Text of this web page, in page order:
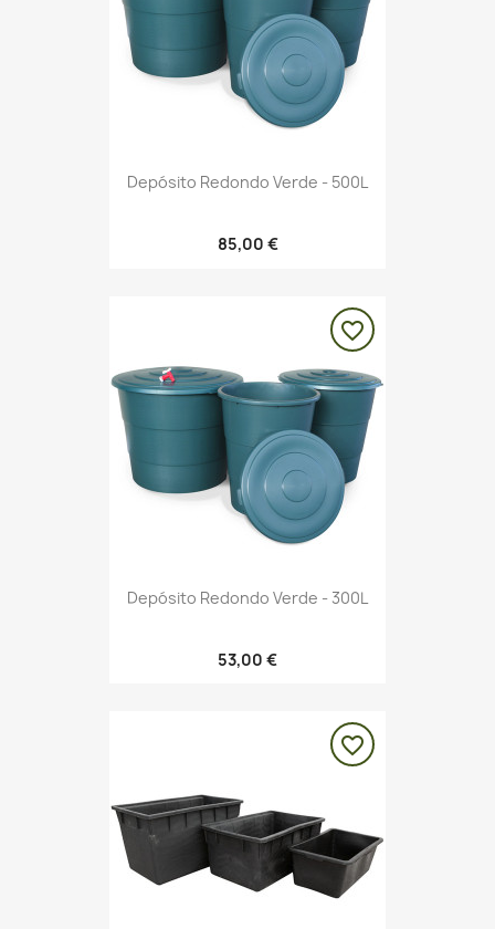
Depósito Redondo Verde - 500L
85,00 €
Depósito Redondo Verde - 300L
53,00 €
favorite_border
favorite_border